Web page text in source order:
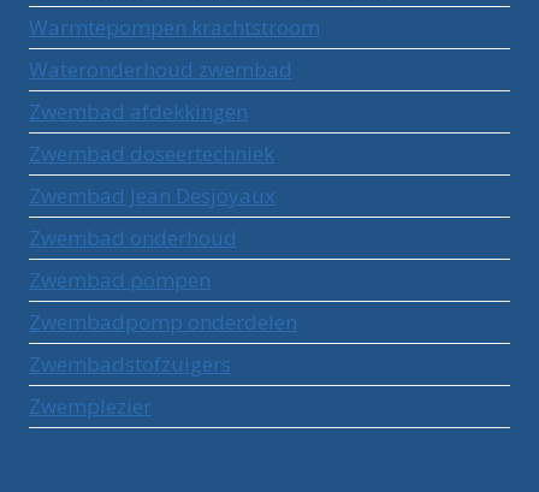
Warmtepompen krachtstroom
Wateronderhoud zwembad
Zwembad afdekkingen
Zwembad doseertechniek
Zwembad Jean Desjoyaux
Zwembad onderhoud
Zwembad pompen
Zwembadpomp onderdelen
Zwembadstofzuigers
Zwemplezier